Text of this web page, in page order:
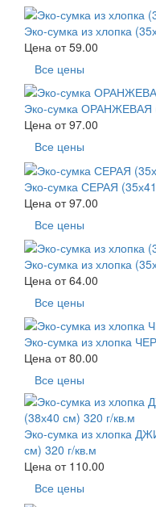
Эко-сумка из хлопка
Цена от59.00
Все цены
Эко-сумка ОРАНЖЕВАЯ
Цена от97.00
Все цены
Эко-сумка СЕРАЯ
Цена от97.00
Все цены
Эко-сумка из хлопка
Цена от64.00
Все цены
Эко-сумка из хлопка
Цена от80.00
Все цены
Эко-сумка из хлопка
см) 320 г/кв.м
Цена от 110.00
Все цены